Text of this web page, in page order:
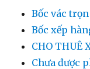
Bốc vác
Bốc xếp
CHO THUÊ
Chưa được